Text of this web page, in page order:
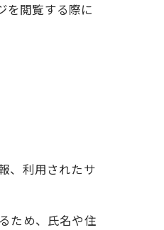
を閲覧する際に
、利用されたサ
ため、氏名や住